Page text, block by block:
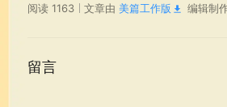
阅读 1163 文章由 美篇工作版 编辑制
留言